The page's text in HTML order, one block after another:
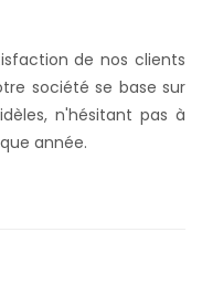
de nos clients
société se base sur
n'hésitant pas à
année.